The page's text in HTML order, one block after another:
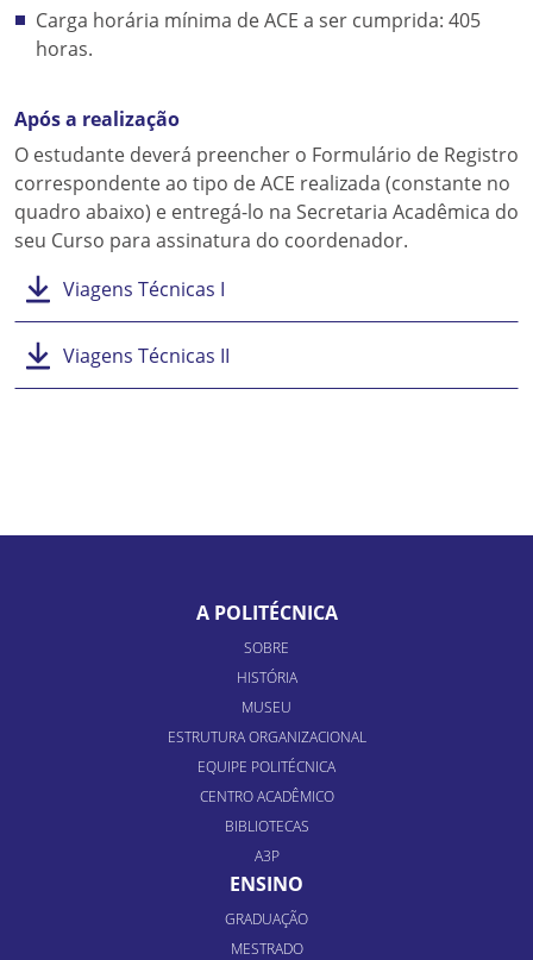
Carga horária mínima de ACE a ser cumprida: 405
horas.
Após a realização
O estudante deverá preencher o Formulário de Registro
correspondente ao tipo de ACE realizada (constante no
quadro abaixo) e entregá-lo na Secretaria Acadêmica do
seu Curso para assinatura do coordenador.
Viagens Técnicas I
Viagens Técnicas II
A POLITÉCNICA
SOBRE
HISTÓRIA
MUSEU
ESTRUTURA ORGANIZACIONAL
EQUIPE POLITÉCNICA
CENTRO ACADÊMICO
BIBLIOTECAS
A3P
ENSINO
GRADUAÇÃO
MESTRADO